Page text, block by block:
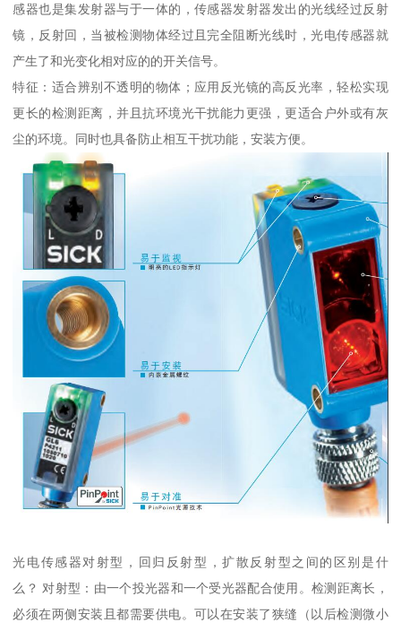
感器也是集发射器与于一体的，传感器发射器发出的光线经过反射
镜，反射回，当被检测物体经过且完全阻断光线时，光电传感器就
产生了和光变化相对应的的开关信号。
特征：适合辨别不透明的物体；应用反光镜的高反光率，轻松实现
更长的检测距离，并且抗环境光干扰能力更强，更适合户外或有灰
尘的环境。同时也具备防止相互干扰功能，安装方便。
光电传感器对射型，回归反射型，扩散反射型之间的区别是什
么？ 对射型：由一个投光器和一个受光器配合使用。检测距离长，
必须在两侧安装且都需要供电。可以在安装了狭缝（以后检测微小